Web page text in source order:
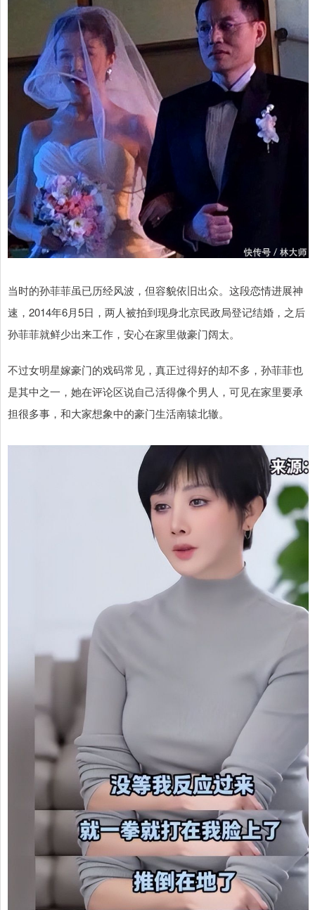
当时的孙菲菲虽已历经风波，但容貌依旧出众。这段恋情进展神
速，2014年6月5日，两人被拍到现身北京民政局登记结婚，之后
孙菲菲就鲜少出来工作，安心在家里做豪门阔太。
不过女明星嫁豪门的戏码常见，真正过得好的却不多，孙菲菲也
是其中之一，她在评论区说自己活得像个男人，可见在家里要承
担很多事，和大家想象中的豪门生活南辕北辙。